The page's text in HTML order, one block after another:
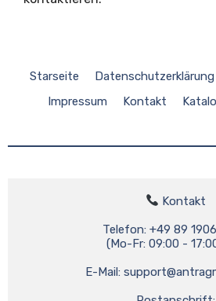
Starseite Datenschutzerklärung
Impressum
Kontakt
Kontakt
Telefon: +49 89
(Mo-Fr: 09:00 -
E-Mail: